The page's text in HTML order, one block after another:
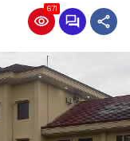
671